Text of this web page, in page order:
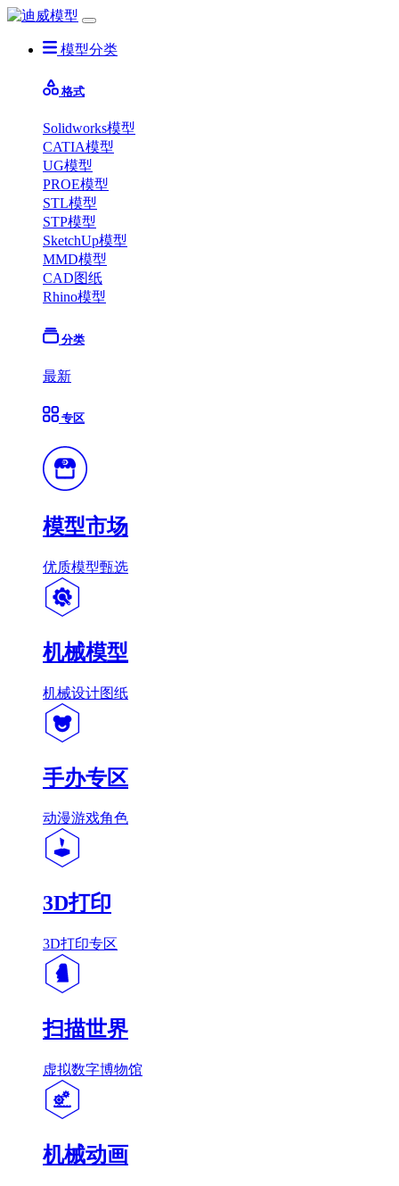
模型分类
格式
Solidworks模型
CATIA模型
UG模型
PROE模型
STL模型
STP模型
SketchUp模型
MMD模型
CAD图纸
Rhino模型
分类
最新
专区
模型市场
优质模型甄选
机械模型
机械设计图纸
手办专区
动漫游戏角色
3D打印
3D打印专区
扫描世界
虚拟数字博物馆
机械动画